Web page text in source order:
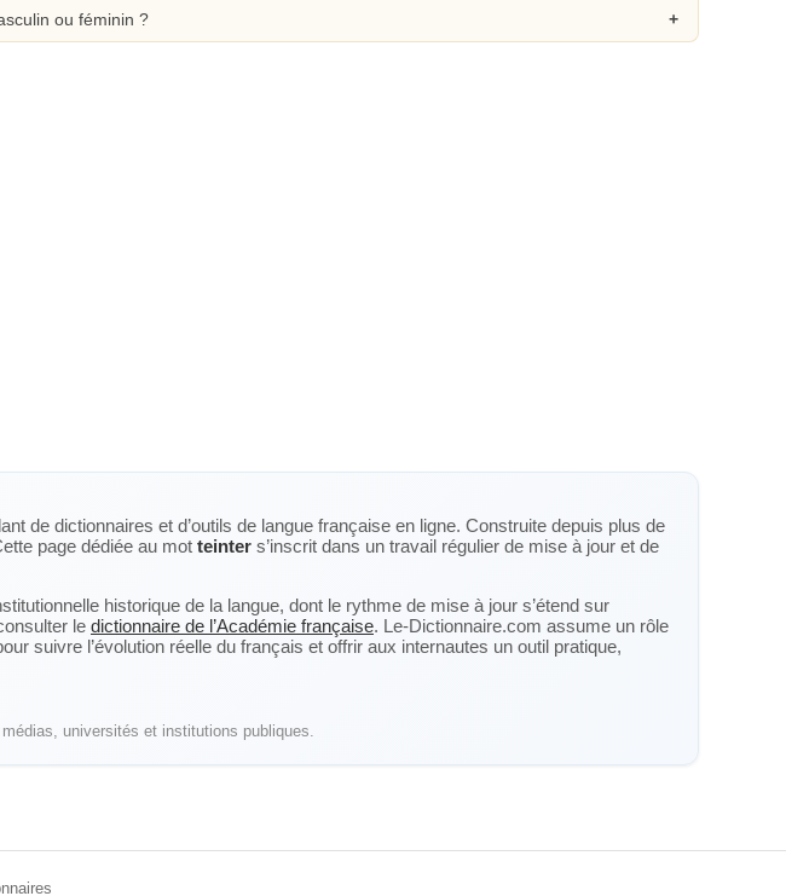
ou féminin ?
de dictionnaires et d’outils de langue française en ligne. Construite depuis plus de
page dédiée au mot teinter s’inscrit dans un travail régulier de mise à jour et de
historique de la langue, dont le rythme de mise à jour s’étend sur
le dictionnaire de l’Académie française. Le-Dictionnaire.com assume un rôle
suivre l’évolution réelle du français et offrir aux internautes un outil pratique,
universités et institutions publiques.